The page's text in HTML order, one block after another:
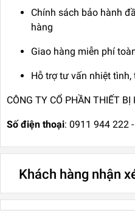
Chính sách bảo hành
hàng
Giao hàng miễn phí
Hỗ trợ tư vấn nhiệt tình,
CÔNG TY CỔ PHẦN THIẾT
Số điện thoại: 0911 944 222
Khách hàng nhận